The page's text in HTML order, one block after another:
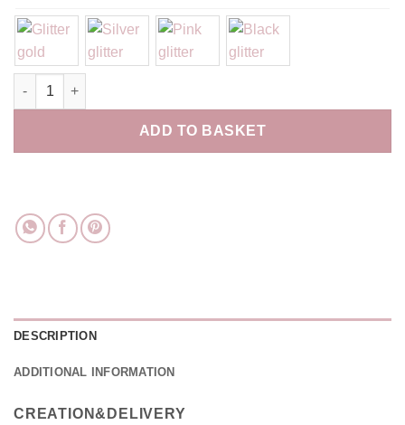
Peignoir personnalisé Demoiselle d'honneur Taille Unique
ADD TO BASKET
DESCRIPTION
ADDITIONAL INFORMATION
CREATION&DELIVERY